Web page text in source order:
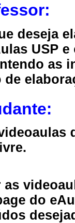
deseja
USP
as
do